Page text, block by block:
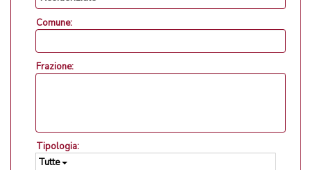
Comune:
Frazione:
Tipologia:
Tutte